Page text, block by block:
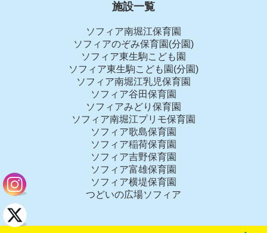
施設一覧
ソフィア南堀江保育園
ソフィアのぞみ保育園(分園)
ソフィア東生駒こども園
ソフィア東生駒こども園(分園)
ソフィア南堀江乳児保育園
ソフィア谷田保育園
ソフィアみどり保育園
ソフィア南堀江プリモ保育園
ソフィア歌島保育園
ソフィア稲荷保育園
ソフィア吉野保育園
ソフィア富雄保育園
ソフィア横堤保育園
つどいの広場ソフィア